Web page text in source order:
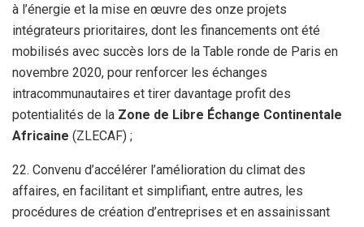
à l’énergie et la mise en œuvre des onze projets
intégrateurs prioritaires, dont les financements ont été
mobilisés avec succès lors de la Table ronde de Paris en
novembre 2020, pour renforcer les échanges
intracommunautaires et tirer davantage profit des
potentialités de la Zone de Libre Échange Continentale
Africaine (ZLECAF) ;
22. Convenu d’accélérer l’amélioration du climat des
affaires, en facilitant et simplifiant, entre autres, les
procédures de création d’entreprises et en assainissant